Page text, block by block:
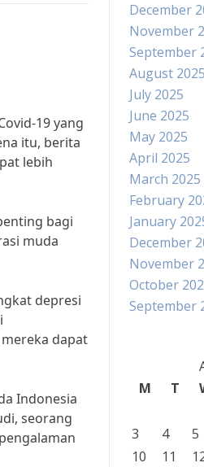
19 yang
itu, berita
lebih
bagi
muda
depresi
dapat
Indonesia
seorang
December
November
September
August 2025
July 2025
June 2025
May 2025
April 2025
March 2025
February
January
December
November
October
September
M
T
3
4 5
10
11